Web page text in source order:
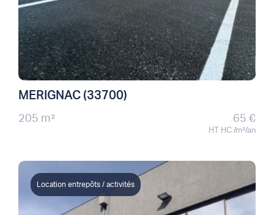
MERIGNAC (33700)
205 m² 65 €
HT HC /m²/an
Location entrepôts / activités